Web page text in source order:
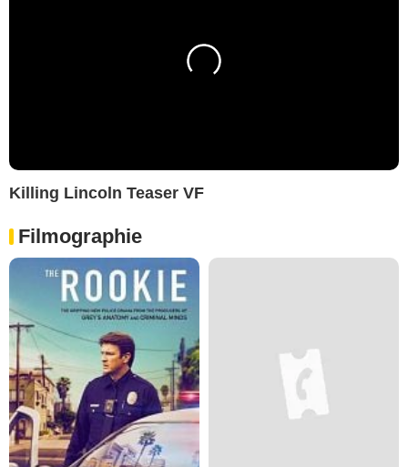
Killing Lincoln Teaser VF
Filmographie